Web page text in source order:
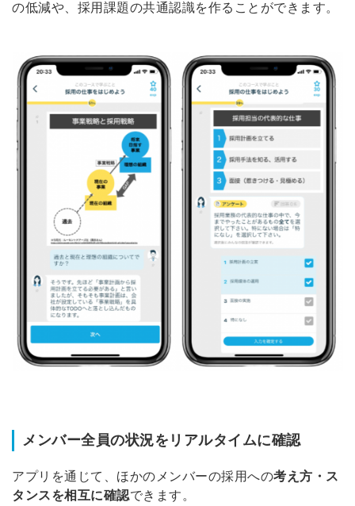
の低減や、採用課題の共通認識を作ることができます。
メンバー全員の状況をリアルタイムに確認
アプリを通じて、ほかのメンバーの採用への考え方・ス
タンスを相互に確認できます。